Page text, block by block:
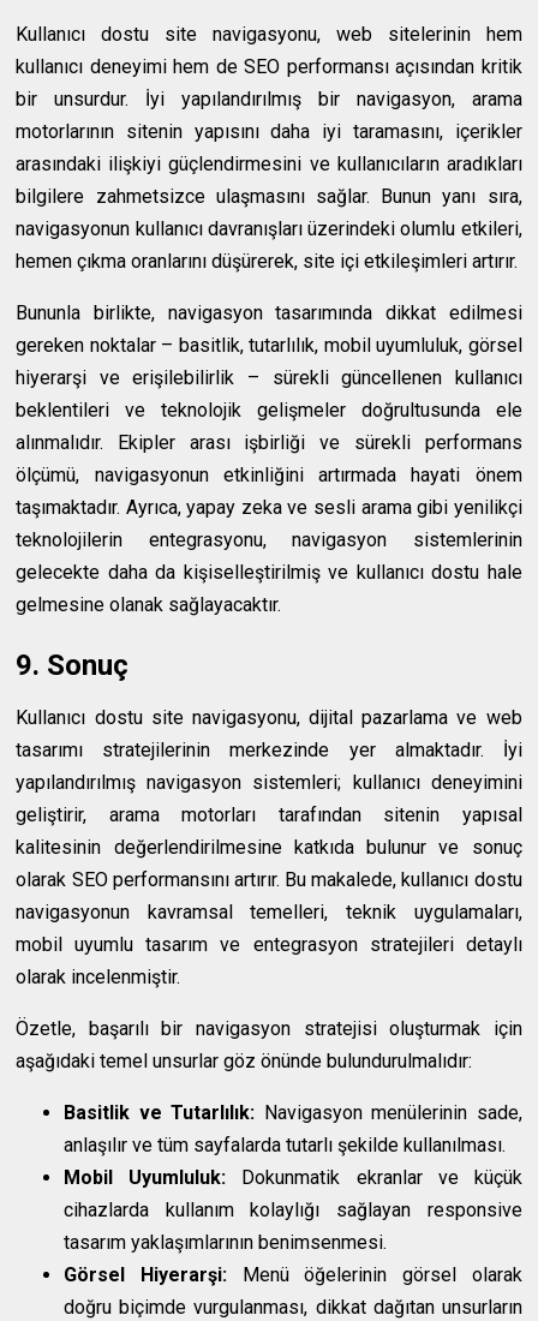
Kullanıcı dostu site navigasyonu, web sitelerinin hem
kullanıcı deneyimi hem de SEO performansı açısından kritik
bir unsurdur. İyi yapılandırılmış bir navigasyon, arama
motorlarının sitenin yapısını daha iyi taramasını, içerikler
arasındaki ilişkiyi güçlendirmesini ve kullanıcıların aradıkları
bilgilere zahmetsizce ulaşmasını sağlar. Bunun yanı sıra,
navigasyonun kullanıcı davranışları üzerindeki olumlu etkileri,
hemen çıkma oranlarını düşürerek, site içi etkileşimleri artırır.
Bununla birlikte, navigasyon tasarımında dikkat edilmesi
gereken noktalar – basitlik, tutarlılık, mobil uyumluluk, görsel
hiyerarşi ve erişilebilirlik – sürekli güncellenen kullanıcı
beklentileri ve teknolojik gelişmeler doğrultusunda ele
alınmalıdır. Ekipler arası işbirliği ve sürekli performans
ölçümü, navigasyonun etkinliğini artırmada hayati önem
taşımaktadır. Ayrıca, yapay zeka ve sesli arama gibi yenilikçi
teknolojilerin entegrasyonu, navigasyon sistemlerinin
gelecekte daha da kişiselleştirilmiş ve kullanıcı dostu hale
gelmesine olanak sağlayacaktır.
9. Sonuç
Kullanıcı dostu site navigasyonu, dijital pazarlama ve web
tasarımı stratejilerinin merkezinde yer almaktadır. İyi
yapılandırılmış navigasyon sistemleri; kullanıcı deneyimini
geliştirir, arama motorları tarafından sitenin yapısal
kalitesinin değerlendirilmesine katkıda bulunur ve sonuç
olarak SEO performansını artırır. Bu makalede, kullanıcı dostu
navigasyonun kavramsal temelleri, teknik uygulamaları,
mobil uyumlu tasarım ve entegrasyon stratejileri detaylı
olarak incelenmiştir.
Özetle, başarılı bir navigasyon stratejisi oluşturmak için
aşağıdaki temel unsurlar göz önünde bulundurulmalıdır:
Basitlik ve Tutarlılık: Navigasyon menülerinin sade,
anlaşılır ve tüm sayfalarda tutarlı şekilde kullanılması.
Mobil Uyumluluk: Dokunmatik ekranlar ve küçük
cihazlarda kullanım kolaylığı sağlayan responsive
tasarım yaklaşımlarının benimsenmesi.
Görsel Hiyerarşi: Menü öğelerinin görsel olarak
doğru biçimde vurgulanması, dikkat dağıtan unsurların